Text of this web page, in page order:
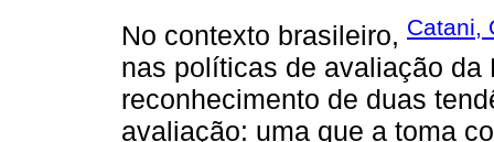
No contexto brasileiro, Catani,
nas políticas de avaliação
reconhecimento de duas
avaliação: uma que a toma